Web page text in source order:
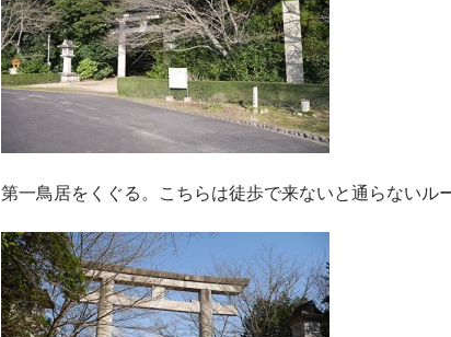
第一鳥居をくぐる。こちらは徒歩で来ないと通らないルー